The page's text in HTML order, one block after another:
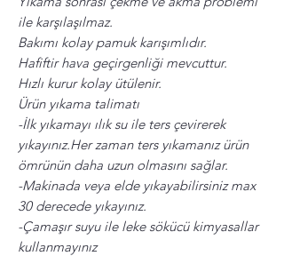
ile karşılaşılmaz.
Bakımı kolay pamuk karışımlıdır.
Hafiftir hava geçirgenliği mevcuttur.
Hızlı kurur kolay ütülenir.
Ürün yıkama talimatı
-İlk yıkamayı ılık su ile ters çevirerek
yıkayınız.Her zaman ters yıkamanız ürün
ömrünün daha uzun olmasını sağlar.
-Makinada veya elde yıkayabilirsiniz max
30 derecede yıkayınız.
-Çamaşır suyu ile leke sökücü kimyasallar
kullanmayınız